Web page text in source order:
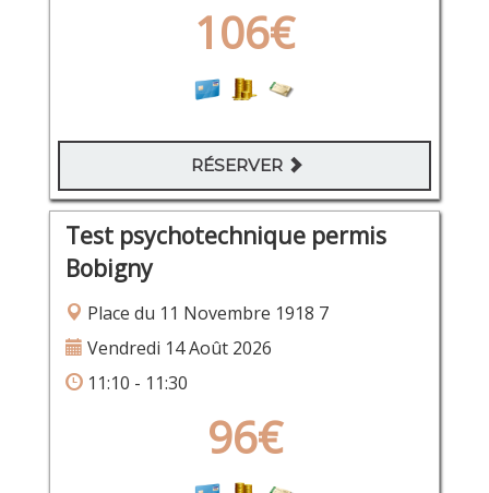
106€
RÉSERVER
Test psychotechnique permis
Bobigny
Place du 11 Novembre 1918 7
Vendredi 14 Août 2026
11:10 - 11:30
96€